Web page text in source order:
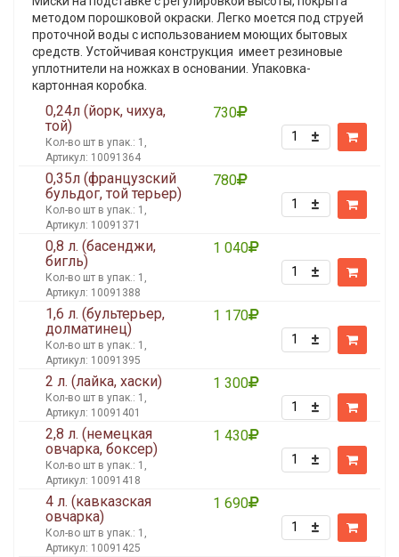
методом порошковой окраски. Легко моется под струей
проточной воды с использованием моющих бытовых
средств. Устойчивая конструкция имеет резиновые
уплотнители на ножках в основании. Упаковка-
картонная коробка.
0,24л (йорк, чихуа,
той)
Кол-во шт в упак.: 1,
Артикул: 10091364
730
0,35л (французский
бульдог, той терьер)
Кол-во шт в упак.: 1,
Артикул: 10091371
780
0,8 л. (басенджи,
бигль)
Кол-во шт в упак.: 1,
Артикул: 10091388
1 040
1,6 л. (бультерьер,
долматинец)
Кол-во шт в упак.: 1,
Артикул: 10091395
1 170
2 л. (лайка, хаски)
Кол-во шт в упак.: 1,
Артикул: 10091401
1 300
2,8 л. (немецкая
овчарка, боксер)
Кол-во шт в упак.: 1,
Артикул: 10091418
1 430
4 л. (кавказская
овчарка)
Кол-во шт в упак.: 1,
Артикул: 10091425
1 690